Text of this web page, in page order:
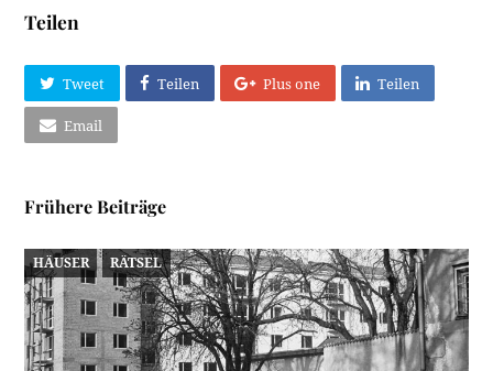
Teilen
Tweet Teilen Plus one Teilen
Email
Frühere Beiträge
HÄUSER RÄTSEL